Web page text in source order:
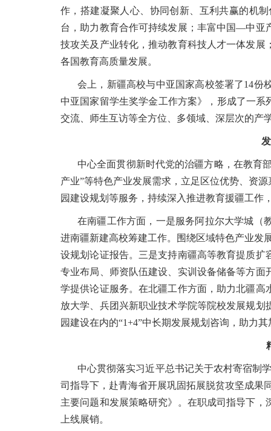
作，搭建凝聚人心、协同创新、互利共赢的机
台，助力教育合作可持续发展；丰富中国—中亚
技攻关及产业转化，推动教育科技人才一体发
各国教育高质量发展。
会上，新疆高校与中亚国家高校签署了14份
中亚国家留学生奖学金工作方案》，形成了一
交流、师生互访等全方位、多领域、深层次的产
中心全面贯彻新时代党的治疆方略，在教育
产业”等特色产业发展需求，立足区位优势、资
园建设规划等服务，持续深入推进教育援疆工作
在南疆工作方面，一是服务阿拉尔大学城（
进南疆新建高校筹建工作。围绕区域特色产业发
设规划论证报告。三是支持南疆高等教育提质
专业布局、师资队伍建设、实训设备储备等方
学提供论证服务。在北疆工作方面，助力北疆
放大学、兵团兴新职业技术学院等院校发展规
园建设在内的“1+4”中长期发展规划咨询，助力
中心贯彻落实习近平总书记关于农村寄宿制
司指导下，赴青海省开展巩固拓展脱贫攻坚成果
主要问题和发展策略研究》。在职成司指导下
上线展销。